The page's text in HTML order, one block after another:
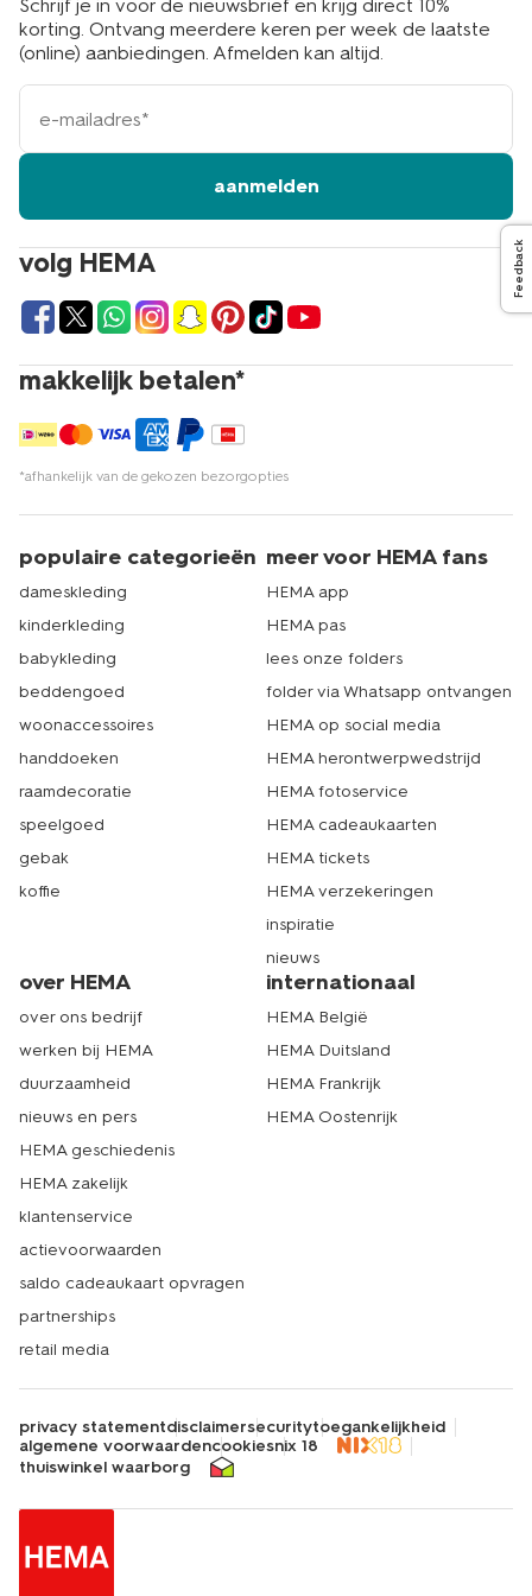
volg HEMA
makkelijk betalen*
*afhankelijk van de gekozen bezorgopties
Schrijf je in voor de nieuwsbrief en krijg direct 10%
korting. Ontvang meerdere keren per week de laatste
(online) aanbiedingen. Afmelden kan altijd.
e-
mailadres
aanmelden
populaire categorieën
dameskleding
kinderkleding
babykleding
beddengoed
woonaccessoires
handdoeken
raamdecoratie
speelgoed
gebak
koffie
meer voor HEMA fans
HEMA app
HEMA pas
lees onze folders
folder via Whatsapp ontvangen
HEMA op social media
HEMA herontwerpwedstrijd
HEMA fotoservice
HEMA cadeaukaarten
HEMA tickets
HEMA verzekeringen
inspiratie
nieuws
over HEMA
over ons bedrijf
werken bij HEMA
duurzaamheid
nieuws en pers
HEMA geschiedenis
HEMA zakelijk
klantenservice
actievoorwaarden
saldo cadeaukaart opvragen
partnerships
retail media
internationaal
HEMA België
HEMA Duitsland
HEMA Frankrijk
HEMA Oostenrijk
privacy statementdisclaimersecuritytoegankelijkheid
algemene voorwaardencookiesnix 18
thuiswinkel waarborg
Feedback